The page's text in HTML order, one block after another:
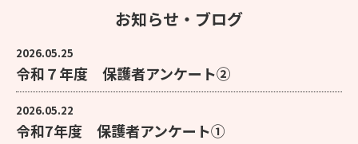
お知らせ・ブログ
2026.05.25
令和７年度 保護者アンケート②
2026.05.22
令和7年度 保護者アンケート①